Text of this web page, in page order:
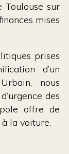
sur
mises
prises
d’un
nous
des
offre de
la voiture.